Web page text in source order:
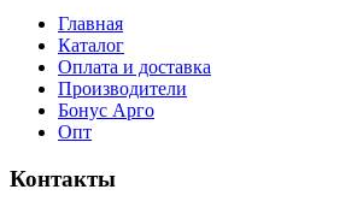
Главная
Каталог
Оплата и доставка
Производители
Бонус Арго
Опт
Контакты